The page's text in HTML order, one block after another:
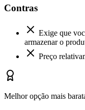
Contras
Exige que
armazenar o
Preço
Melhor opção mais